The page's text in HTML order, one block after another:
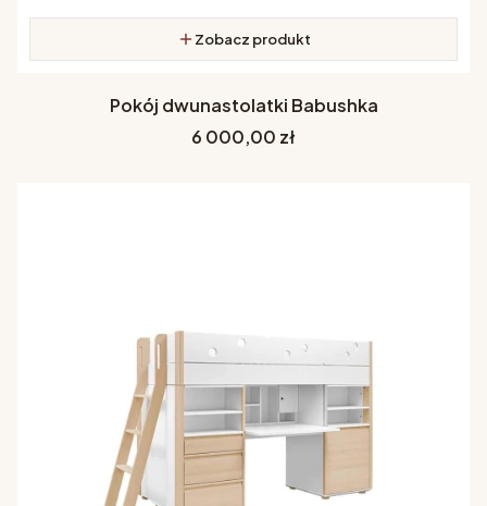
Zobacz produkt
Pokój dwunastolatki Babushka
Cena
6 000,00 zł